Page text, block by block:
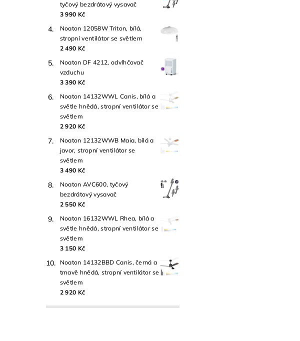
tyčový bezdrátový vysavač
3 990 Kč
Noaton 12058W Triton, bílá,
stropní ventilátor se světlem
2 490 Kč
Noaton DF 4212, odvlhčovač
vzduchu
3 390 Kč
Noaton 14132WWL Canis, bílá a
světle hnědá, stropní ventilátor se
světlem
2 920 Kč
Noaton 12132WWB Maia, bílá a
javor, stropní ventilátor se
světlem
3 490 Kč
Noaton AVC600, tyčový
bezdrátový vysavač
2 550 Kč
Noaton 16132WWL Rhea, bílá a
světle hnědá, stropní ventilátor se
světlem
3 150 Kč
Noaton 14132BBD Canis, černá a
tmavě hnědá, stropní ventilátor se
světlem
2 920 Kč